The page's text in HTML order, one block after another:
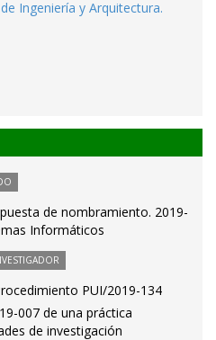
Ingeniería y Arquitectura.
de nombramiento. 2019-
Informáticos
PUI/2019-134
007 de una práctica
de investigación